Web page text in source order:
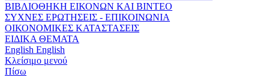
ΒΙΒΛΙΟΘΗΚΗ ΕΙΚΟΝΩΝ ΚΑΙ ΒΙΝΤΕΟ
ΣΥΧΝΕΣ ΕΡΩΤΗΣΕΙΣ - ΕΠΙΚΟΙΝΩΝΙΑ
ΟΙΚΟΝΟΜΙΚΕΣ ΚΑΤΑΣΤΑΣΕΙΣ
ΕΙΔΙΚΑ ΘΕΜΑΤΑ
English English
Κλείσιμο μενού
Πίσω